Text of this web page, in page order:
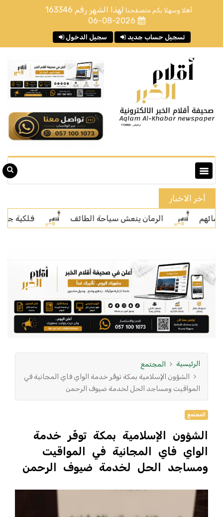
أهلا وسهلا بكم متصفحنا لهذا الشهر رقم 163346
06-08-2026
سجيل الدخول تسجيل حساب جديد
أخر الاخبار
الرمان ينعش سياحة الطائف فلكية جدة: الليلة
الرئيسية
المجتمع
الشؤون الإسلامية بمكة توفّر خدمة الواي فاي المجانية في
المواقيت ومساجد الحل لخدمة ضيوف الرحمن
المجتمع
الشؤون الإسلامية بمكة توفّر خدمة
الواي فاي المجانية في المواقيت
ومساجد الحل لخدمة ضيوف الرحمن